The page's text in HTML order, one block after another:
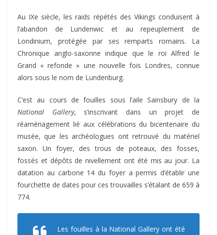
Au IXe siècle, les raids répétés des Vikings conduisent à
l’abandon de Lundenwic et au repeuplement de
Londinium, protégée par ses remparts romains. La
Chronique anglo-saxonne indique que le roi Alfred le
Grand « refonde » une nouvelle fois Londres, connue
alors sous le nom de Lundenburg.
C’est au cours de fouilles sous l’aile Sainsbury de la
National Gallery, s’inscrivant dans un projet de
réaménagement lié aux célébrations du bicentenaire du
musée, que les archéologues ont retrouvé du matériel
saxon. Un foyer, des trous de poteaux, des fosses,
fossés et dépôts de nivellement ont été mis au jour. La
datation au carbone 14 du foyer a permis d’établir une
fourchette de dates pour ces trouvailles s’étalant de 659 à
774.
Les fouilles à la National Gallery ont été